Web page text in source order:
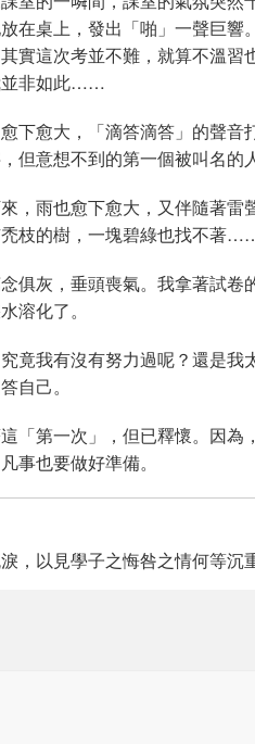
在桌上，發出「啪」一聲巨響
實這次考並不難，就算不溫
並非如此……
下愈大，「滴答滴答」的聲
但意想不到的第一個被叫名的
，雨也愈下愈大，又伴隨著
枝的樹，一塊碧綠也找不著
俱灰，垂頭喪氣。我拿著試
溶化了。
竟我有沒有努力過呢？還是
自己。
「第一次」，但已釋懷。因為
事也要做好準備。
，以見學子之悔咎之情何等沉重